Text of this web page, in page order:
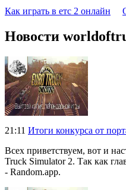
Как играть в етс 2 онлайн
Новости
21:11 Итоги конкурса от
Всех приветствуем, вот и
Truck Simulator 2. Так как
- Random.app.